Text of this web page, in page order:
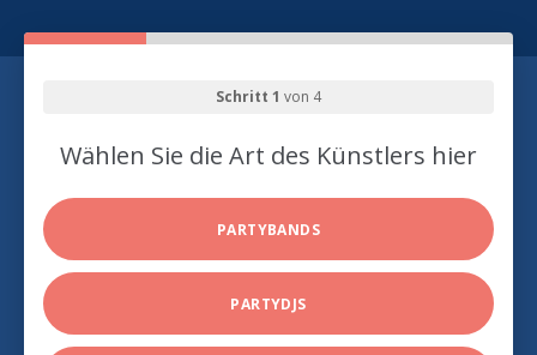
Schritt 1 von 4
Wählen Sie die Art des Künstlers hier
PARTYBANDS
PARTYDJS